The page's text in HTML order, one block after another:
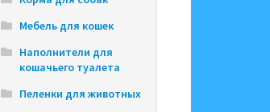
Мебель для кошек
Наполнители для
кошачьего туалета
Пеленки для животных